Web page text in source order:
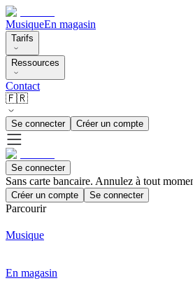
MusiqueEn magasin
Tarifs
Ressources
Contact
🇫🇷
Se connecter Créer un compte
Se connecter
Sans carte bancaire. Annulez à tout
Créer un compte Se connecter
Parcourir
Musique
En magasin